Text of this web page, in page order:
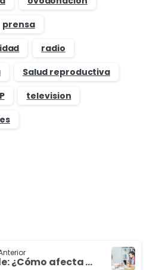
prensa
radio
Salud reproductiva
television
Espermatocele: ¿Cómo afecta a la fertilidad masculina?